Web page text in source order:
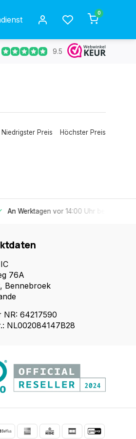
0
Kostenlose Rücksendung
9.5
Niedrigster Preis Höchster Preis
Kostenlose Rücksendung
76A
Bennebroek
NR: 64217590
NL002084147B28